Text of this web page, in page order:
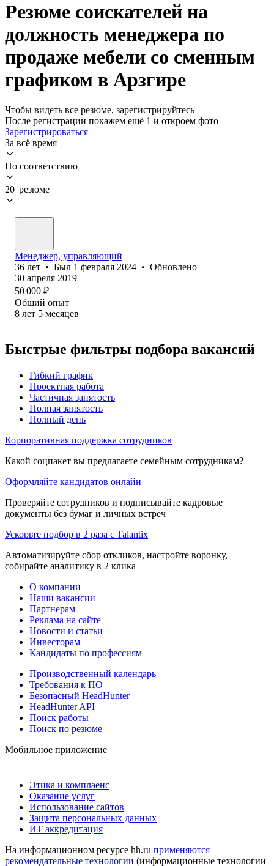
Резюме соискателей на
должность менеджера по
продаже мебели со сменным
графиком в Арзгире
Чтобы видеть все резюме, зарегистрируйтесь
После регистрации покажем ещё 1 и откроем фото
Зарегистрироваться
За всё время
По соответствию
20 резюме
Менеджер, управляющий
36 лет • Был 1 февраля 2024 • Обновлено
30 апреля 2019
50 000 ₽
Общий опыт
8 лет 5 месяцев
Быстрые фильтры подбора вакансий
Гибкий график
Проектная работа
Частичная занятость
Полная занятость
Полный день
Корпоративная поддержка сотрудников
Какой соцпакет вы предлагаете семейным сотрудникам?
Оформляйте кандидатов онлайн
Проверяйте сотрудников и подписывайте кадровые
документы без бумаг и личных встреч
Ускорьте подбор в 2 раза с Talantix
Автоматизируйте сбор откликов, настройте воронку,
собирайте аналитику в 2 клика
О компании
Наши вакансии
Партнерам
Реклама на сайте
Новости и статьи
Инвесторам
Кандидаты по профессиям
Производственный календарь
Требования к ПО
Безопасный HeadHunter
HeadHunter API
Поиск работы
Поиск по резюме
Мобильное приложение
Этика и комплаенс
Оказание услуг
Использование сайтов
Защита персональных данных
ИТ аккредитация
На информационном ресурсе hh.ru применяются
рекомендательные технологии (информационные технологии